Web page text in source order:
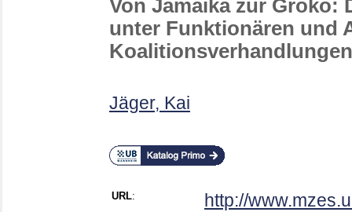
Von Jamaika zur Groko:
unter Funktionären und
Jäger, Kai
URL: http://